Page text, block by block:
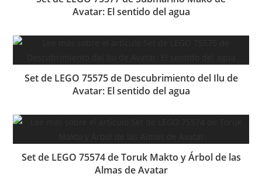
Avatar: El sentido del agua
Set de LEGO 75575 de Descubrimiento del Ilu de
Avatar: El sentido del agua
Set de LEGO 75574 de Toruk Makto y Árbol de las
Almas de Avatar